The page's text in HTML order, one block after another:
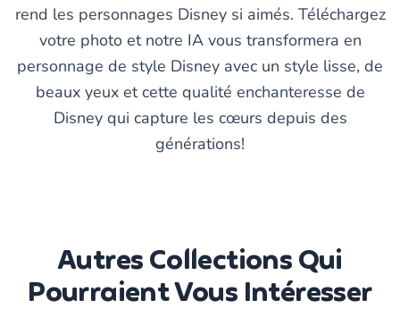
rend les personnages Disney si aimés. Téléchargez
votre photo et notre IA vous transformera en
personnage de style Disney avec un style lisse, de
beaux yeux et cette qualité enchanteresse de
Disney qui capture les cœurs depuis des
générations!
Autres Collections Qui
Pourraient Vous Intéresser